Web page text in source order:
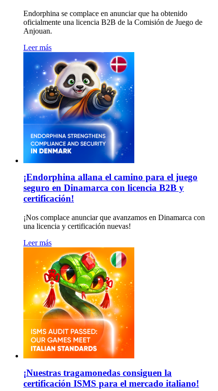
Endorphina se complace en anunciar que ha obtenido
oficialmente una licencia B2B de la Comisión de Juego de
Anjouan.
Leer más
¡Endorphina allana el camino para el juego
seguro en Dinamarca con licencia B2B y
certificación!
¡Nos complace anunciar que avanzamos en Dinamarca con
una licencia y certificación nuevas!
Leer más
¡Nuestras tragamonedas consiguen la
certificación ISMS para el mercado italiano!